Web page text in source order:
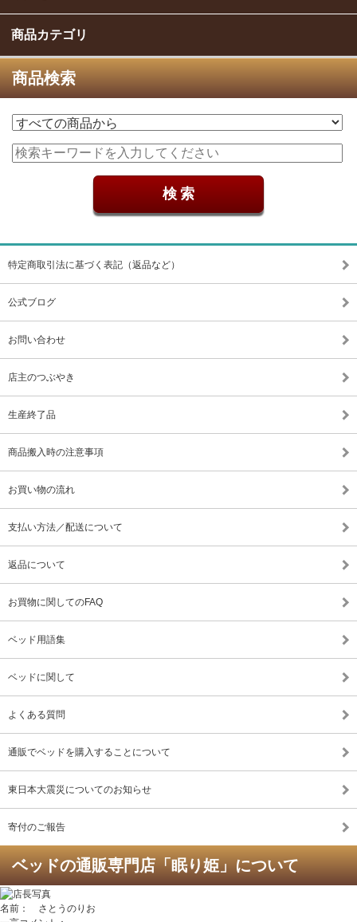
商品カテゴリ
商品検索
特定商取引法に基づく表記（返品など）
公式ブログ
お問い合わせ
店主のつぶやき
生産終了品
商品搬入時の注意事項
お買い物の流れ
支払い方法／配送について
返品について
お買物に関してのFAQ
ベッド用語集
ベッドに関して
よくある質問
通販でベッドを購入することについて
東日本大震災についてのお知らせ
寄付のご報告
ベッドの通販専門店「眠り姫」について
名前： さとうのりお